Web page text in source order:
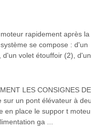
rapidement après la
se compose : d'un
d'un volet étouffoir (2),
LES CONSIGNES DE
sur un pont élévateur à
en place le suppor t
ga ...